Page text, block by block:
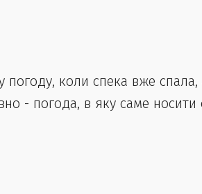
погоду, коли спека вже спала,
- погода, в яку саме носити